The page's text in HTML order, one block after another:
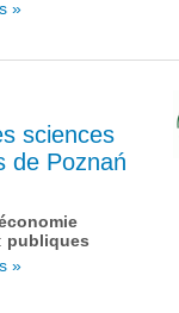
»
sciences
de Poznań
publiques
»